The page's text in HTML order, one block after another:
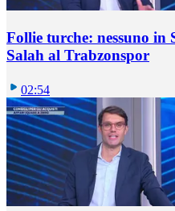
Follie turche: nessuno in
Salah al Trabzonspor
02:54